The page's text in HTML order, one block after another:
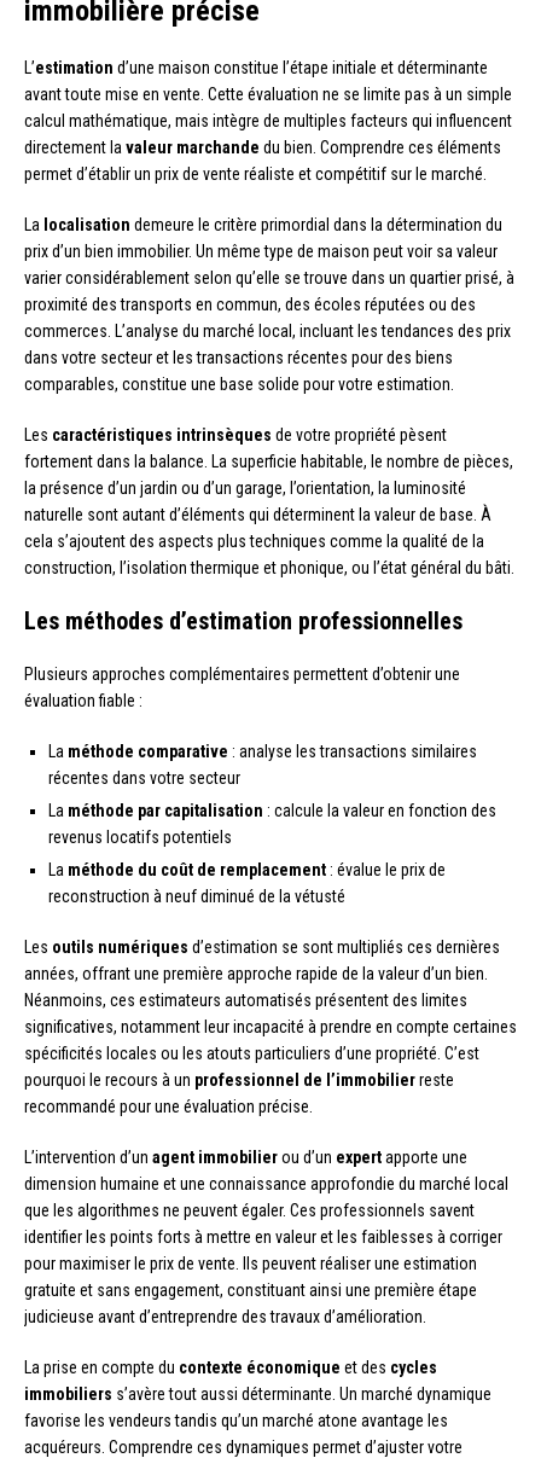
immobilière précise
L’estimation d’une maison constitue l’étape initiale et déterminante
avant toute mise en vente. Cette évaluation ne se limite pas à un simple
calcul mathématique, mais intègre de multiples facteurs qui influencent
directement la valeur marchande du bien. Comprendre ces éléments
permet d’établir un prix de vente réaliste et compétitif sur le marché.
La localisation demeure le critère primordial dans la détermination du
prix d’un bien immobilier. Un même type de maison peut voir sa valeur
varier considérablement selon qu’elle se trouve dans un quartier prisé, à
proximité des transports en commun, des écoles réputées ou des
commerces. L’analyse du marché local, incluant les tendances des prix
dans votre secteur et les transactions récentes pour des biens
comparables, constitue une base solide pour votre estimation.
Les caractéristiques intrinsèques de votre propriété pèsent
fortement dans la balance. La superficie habitable, le nombre de pièces,
la présence d’un jardin ou d’un garage, l’orientation, la luminosité
naturelle sont autant d’éléments qui déterminent la valeur de base. À
cela s’ajoutent des aspects plus techniques comme la qualité de la
construction, l’isolation thermique et phonique, ou l’état général du bâti.
Les méthodes d’estimation professionnelles
Plusieurs approches complémentaires permettent d’obtenir une
évaluation fiable :
La méthode comparative : analyse les transactions similaires
récentes dans votre secteur
La méthode par capitalisation : calcule la valeur en fonction des
revenus locatifs potentiels
La méthode du coût de remplacement : évalue le prix de
reconstruction à neuf diminué de la vétusté
Les outils numériques d’estimation se sont multipliés ces dernières
années, offrant une première approche rapide de la valeur d’un bien.
Néanmoins, ces estimateurs automatisés présentent des limites
significatives, notamment leur incapacité à prendre en compte certaines
spécificités locales ou les atouts particuliers d’une propriété. C’est
pourquoi le recours à un professionnel de l’immobilierreste
recommandé pour une évaluation précise.
L’intervention d’un agent immobilierou d’un expertapporte une
dimension humaine et une connaissance approfondie du marché local
que les algorithmes ne peuvent égaler. Ces professionnels savent
identifier les points forts à mettre en valeur et les faiblesses à corriger
pour maximiser le prix de vente. Ils peuvent réaliser une estimation
gratuite et sans engagement, constituant ainsi une première étape
judicieuse avant d’entreprendre des travaux d’amélioration.
La prise en compte du contexte économique et des cycles
immobiliers s’avère tout aussi déterminante. Un marché dynamique
favorise les vendeurs tandis qu’un marché atone avantage les
acquéreurs. Comprendre ces dynamiques permet d’ajuster votre